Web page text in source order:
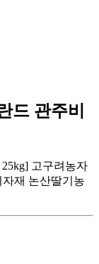
드 관주비
고구려농자
재 논산딸기농